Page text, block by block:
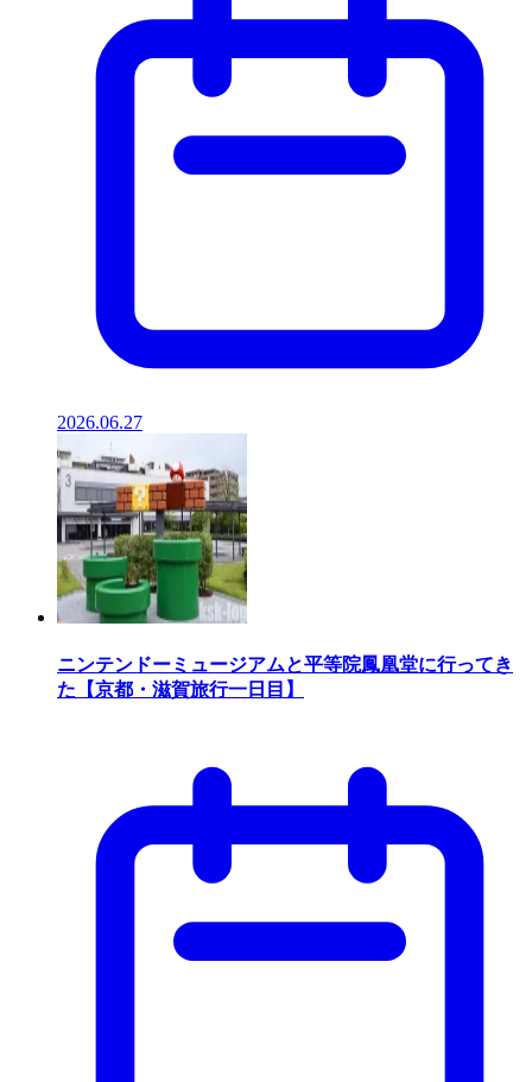
2026.06.27
ニンテンドーミュージアムと平等院鳳凰堂に行ってき
た【京都・滋賀旅行一日目】